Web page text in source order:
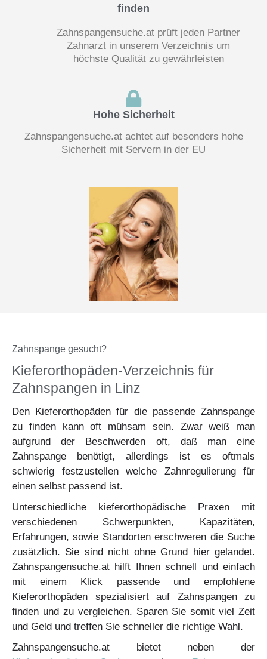
finden
Zahnspangensuche.at prüft jeden Partner
Zahnarzt in unserem Verzeichnis um
höchste Qualität zu gewährleisten
Hohe Sicherheit
Zahnspangensuche.at achtet auf besonders hohe
Sicherheit mit Servern in der EU
Zahnspange gesucht?
Kieferorthopäden-Verzeichnis für
Zahnspangen in Linz
Den Kieferorthopäden für die passende Zahnspange
zu finden kann oft mühsam sein. Zwar weiß man
aufgrund der Beschwerden oft, daß man eine
Zahnspange benötigt, allerdings ist es oftmals
schwierig festzustellen welche Zahnregulierung für
einen selbst passend ist.
Unterschiedliche kieferorthopädische Praxen mit
verschiedenen Schwerpunkten, Kapazitäten,
Erfahrungen, sowie Standorten erschweren die Suche
zusätzlich. Sie sind nicht ohne Grund hier gelandet.
Zahnspangensuche.at hilft Ihnen schnell und einfach
mit einem Klick passende und empfohlene
Kieferorthopäden spezialisiert auf Zahnspangen zu
finden und zu vergleichen. Sparen Sie somit viel Zeit
und Geld und treffen Sie schneller die richtige Wahl.
Zahnspangensuche.at bietet neben der